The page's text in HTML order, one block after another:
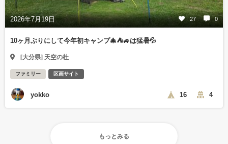
2026年7月19日 27 0
10ヶ月ぶりにして今年初キャンプ🎄⛺🚙は猛暑💦
[大分県] 天空の杜
ファミリー 区画サイト
yokko 16 4
もっとみる